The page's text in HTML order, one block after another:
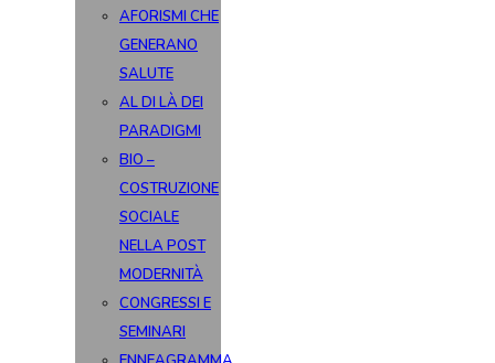
AFORISMI CHE
GENERANO
SALUTE
AL DI LÀ DEI
PARADIGMI
BIO –
COSTRUZIONE
SOCIALE
NELLA POST
MODERNITÀ
CONGRESSI E
SEMINARI